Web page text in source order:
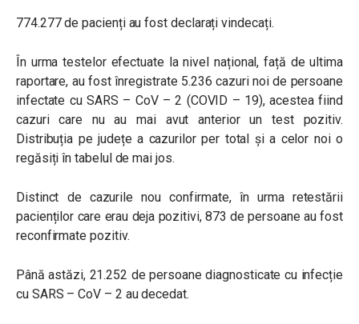
774.277 de pacienți au fost declarați vindecați.
În urma testelor efectuate la nivel național, față de ultima
raportare, au fost înregistrate 5.236 cazuri noi de persoane
infectate cu SARS – CoV – 2 (COVID – 19), acestea fiind
cazuri care nu au mai avut anterior un test pozitiv.
Distribuția pe județe a cazurilor per total și a celor noi o
regăsiți în tabelul de mai jos.
Distinct de cazurile nou confirmate, în urma retestării
pacienților care erau deja pozitivi, 873 de persoane au fost
reconfirmate pozitiv.
Până astăzi, 21.252 de persoane diagnosticate cu infecție
cu SARS – CoV – 2 au decedat.